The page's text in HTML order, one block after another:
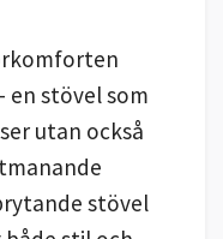
en stövel som
utan också
stövel